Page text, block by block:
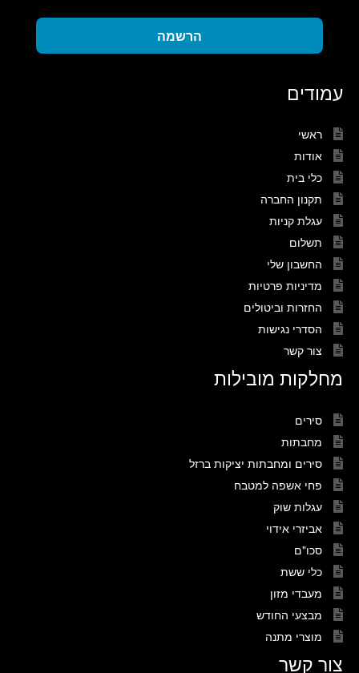
הרשמה
עמודים
ראשי
אודות
כלי בית
תקנון החברה
עגלת קניות
תשלום
החשבון שלי
מדיניות פרטיות
החזרות וביטולים
הסדרי נגישות
צור קשר
מחלקות מובילות
סירים
מחבתות
סירים ומחבתות יציקות ברזל
פחי אשפה למטבח
עגלות שוק
אביזרי אידוי
סכו"ם
כלי ששת
מעבדי מזון
מבצעי החודש
מוצרי מתנה
צור קשר